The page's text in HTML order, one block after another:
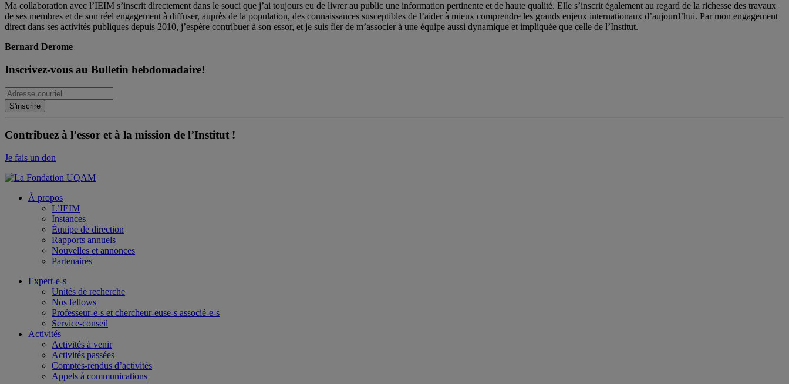
Ma collaboration avec l’IEIM s’inscrit directement dans le souci que j’ai toujours eu de livrer au public une information pertinente et de haute qualité. Elle s’inscrit également au regard de la richesse des travaux
de ses membres et de son réel engagement à diffuser, auprès de la population, des connaissances susceptibles de l’aider à mieux comprendre les grands enjeux internationaux d’aujourd’hui. Par mon engagement
direct dans ses activités publiques depuis 2010, j’espère contribuer à son essor, et je suis fier de m’associer à une équipe aussi dynamique et impliquée que celle de l’Institut.
Bernard Derome
Inscrivez-vous au Bulletin hebdomadaire!
Contribuez à l’essor et à la mission de l’Institut !
Je fais un don
À propos
L’IEIM
Instances
Équipe de direction
Rapports annuels
Nouvelles et annonces
Partenaires
Expert-e-s
Unités de recherche
Nos fellows
Professeur-e-s et chercheur-euse-s associé-e-s
Service-conseil
Activités
Activités à venir
Activités passées
Comptes-rendus d’activités
Appels à communications